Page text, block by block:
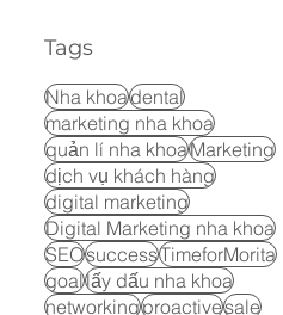
Tags
Nha khoadental
marketing nha khoa
quản lí nha khoaMarketing
dịch vụ khách hàng
digital marketing
Digital Marketing nha khoa
SEOsuccessTimeforMorita
goallấy dấu nha khoa
networkingproactivesale